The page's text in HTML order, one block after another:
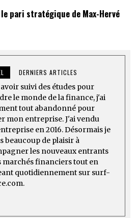
le pari stratégique de Max-Hervé
DERNIERS ARTICLES
suivi des études pour
le monde de la finance, j'ai
tout abandonné pour
mon entreprise. J'ai vendu
en 2016. Désormais je
beaucoup de plaisir à
les nouveaux entrants
marchés financiers tout en
quotidiennement sur surf-